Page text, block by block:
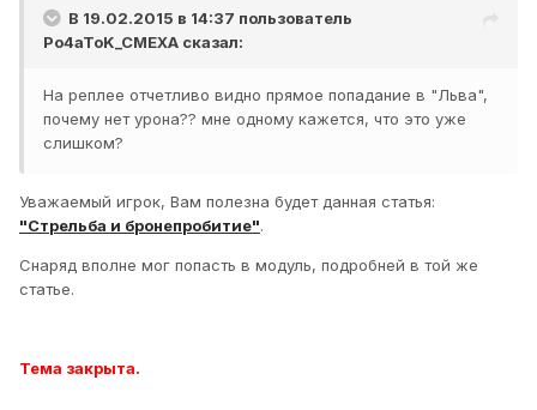
В 19.02.2015 в 14:37 пользователь
Po4aToK_CMEXA сказал:
На реплее отчетливо видно прямое попадание в "Льва",
почему нет урона?? мне одному кажется, что это уже
слишком?
Уважаемый игрок, Вам полезна будет данная статья:
"Стрельба и бронепробитие".
Снаряд вполне мог попасть в модуль, подробней в той же
статье.
Тема закрыта.